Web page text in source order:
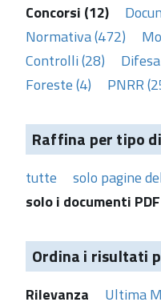
Concorsi (12)
Normativa (472)
Controlli (28)
Foreste (4)
PNRR
Raffina per tipo
tutte
solo pagine
solo i documenti PDF
Ordina i risultati
Rilevanza Ultima